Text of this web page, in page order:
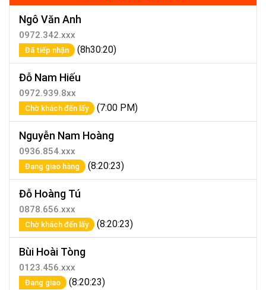
Ngô Văn Anh
0972.342.xxx
Đã tiếp nhận (8h30:20)
Đỗ Nam Hiếu
0972.939.8xx
Chờ khách đến lấy (7:00 PM)
Nguyễn Nam Hoàng
0936.854.xxx
Đang giao hàng (8:20:23)
Đỗ Hoàng Tú
0878.656.xxx
Chờ khách đến lấy (8:20:23)
Bùi Hoài Tòng
0123.456.xxx
Đang giao (8:20:23)